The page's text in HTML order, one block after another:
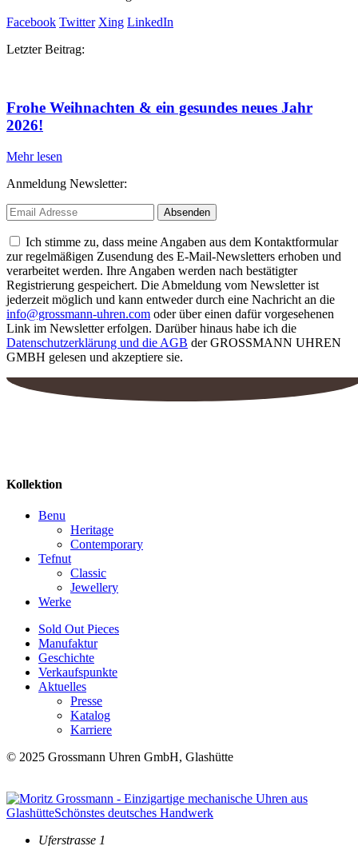
Facebook Twitter Xing LinkedIn
Letzter Beitrag:
Frohe Weihnachten & ein gesundes neues Jahr
2026!
Mehr lesen
Anmeldung Newsletter:
Ich stimme zu, dass meine Angaben aus dem Kontaktformular
zur regelmäßigen Zusendung des E-Mail-Newsletters erhoben und
verarbeitet werden. Ihre Angaben werden nach bestätigter
Registrierung gespeichert. Die Abmeldung vom Newsletter ist
jederzeit möglich und kann entweder durch eine Nachricht an die
info@grossmann-uhren.com oder über einen dafür vorgesehenen
Link im Newsletter erfolgen. Darüber hinaus habe ich die
Datenschutzerklärung und die AGB der GROSSMANN UHREN
GMBH gelesen und akzeptiere sie.
Kollektion
Benu
Heritage
Contemporary
Tefnut
Classic
Jewellery
Werke
Sold Out Pieces
Manufaktur
Geschichte
Verkaufspunkte
Aktuelles
Presse
Katalog
Karriere
© 2025 Grossmann Uhren GmbH, Glashütte
Uferstrasse 1